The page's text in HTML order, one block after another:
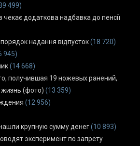
499)
чекає додаткова надбавка до пенсії
порядок надання відпусток(18 720)
945)
(14 668)
получившая 19 ножевых ранений,
жизнь (фото) (13 359)
(12 956)
крупную сумму денег(10 893)
эксперимент по запрету